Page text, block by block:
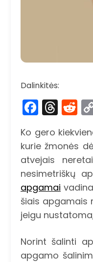
Dalinkitės:
Ko gero
kurie žmonės
atvejais
nesimetriškų
apgamai
šiais apgamais
jeigu
Norint šalinti
apgamo